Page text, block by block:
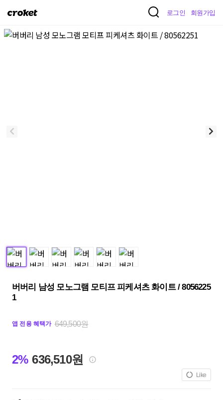
크
켓
로그인 회원가입
버버리 남성 모노그램 모티프 피케셔츠 화이트 / 8056225
1
앱 전용 혜택가 649,500원
2% 636,510원
Like